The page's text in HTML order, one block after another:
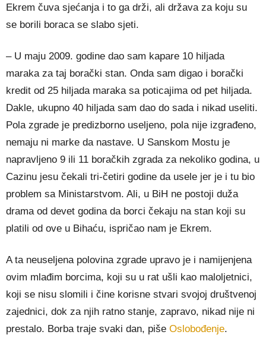
Ekrem čuva sjećanja i to ga drži, ali država za koju su
se borili boraca se slabo sjeti.
– U maju 2009. godine dao sam kapare 10 hiljada
maraka za taj borački stan. Onda sam digao i borački
kredit od 25 hiljada maraka sa poticajima od pet hiljada.
Dakle, ukupno 40 hiljada sam dao do sada i nikad useliti.
Pola zgrade je predizborno useljeno, pola nije izgrađeno,
nemaju ni marke da nastave. U Sanskom Mostu je
napravljeno 9 ili 11 boračkih zgrada za nekoliko godina, u
Cazinu jesu čekali tri-četiri godine da usele jer je i tu bio
problem sa Ministarstvom. Ali, u BiH ne postoji duža
drama od devet godina da borci čekaju na stan koji su
platili od ove u Bihaću, ispričao nam je Ekrem.
A ta neuseljena polovina zgrade upravo je i namijenjena
ovim mlađim borcima, koji su u rat ušli kao maloljetnici,
koji se nisu slomili i čine korisne stvari svojoj društvenoj
zajednici, dok za njih ratno stanje, zapravo, nikad nije ni
prestalo. Borba traje svaki dan, piše Oslobođenje.